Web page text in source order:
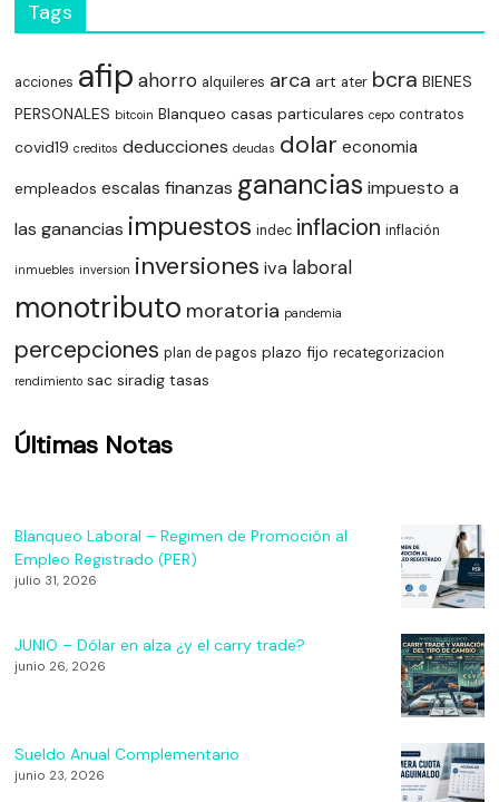
Tags
acciones afip ahorro alquileres arca art ater bcra BIENES
PERSONALES bitcoin Blanqueo casas particulares cepo contratos
covid19 creditos deducciones deudas dolar economia
empleados escalas finanzas ganancias impuesto a
las ganancias impuestos indec inflacion inflación
inmuebles inversion inversiones iva laboral
monotributo moratoria pandemia
percepciones plan de pagos plazo fijo recategorizacion
rendimiento sac siradig tasas
Últimas Notas
Blanqueo Laboral – Regimen de Promoción al
Empleo Registrado (PER)
julio 31, 2026
JUNIO – Dólar en alza ¿y el carry trade?
junio 26, 2026
Sueldo Anual Complementario
junio 23, 2026